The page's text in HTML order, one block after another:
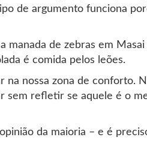
de argumento funciona
manada de zebras em
é comida pelos leões.
nossa zona de conforto.
refletir se aquele é o
da maioria – e é